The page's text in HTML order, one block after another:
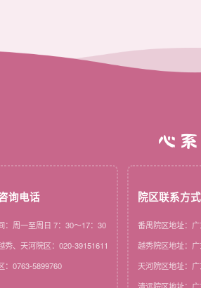
心
询电话
：周一至周日 7：30～17：30
秀、天河院区：020-39151611
：0763-5899760
院区联系方式
番禺院区地址：
越秀院区地址：
天河院区地址：